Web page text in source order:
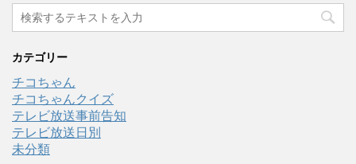
カテゴリー
チコちゃん
チコちゃんクイズ
テレビ放送事前告知
テレビ放送日別
未分類